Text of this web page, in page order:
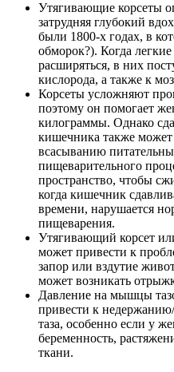
Утягивающие корсеты
затрудняя глубокий
были 1800-х годах, в
обморок?). Когда
расширяться, в них
кислорода, а также к
Корсеты усложняют
поэтому он помогает
килограммы. Однако
кишечника также
всасыванию
пищеварительного
пространство, чтобы
когда кишечник
времени, нарушается
пищеварения.
Утягивающий корсет
может привести к
запор или вздутие
может возникать
Давление на мышцы
привести к
таза, особенно если у
беременность,
ткани.